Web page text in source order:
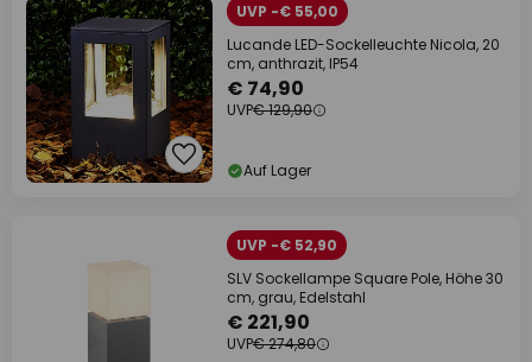
UVP -€ 55,00
Lucande LED-Sockelleuchte Nicola, 20
cm, anthrazit, IP54
€ 74,90
UVP€ 129,90
Auf Lager
UVP -€ 52,90
SLV Sockellampe Square Pole, Höhe 30
cm, grau, Edelstahl
€ 221,90
UVP€ 274,80